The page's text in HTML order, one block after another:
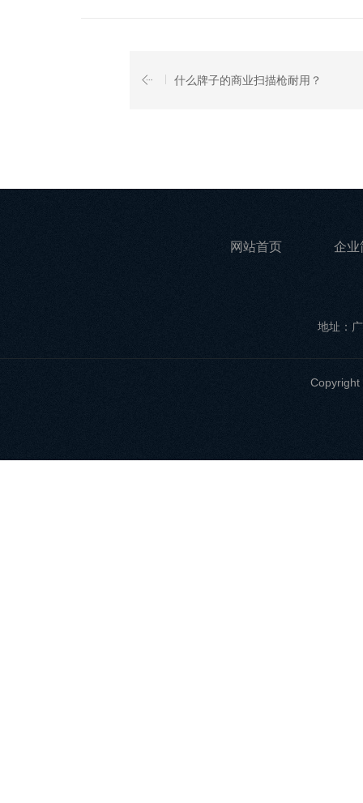
什么牌子的商业扫描枪耐用？
网站首页 企业
地址：